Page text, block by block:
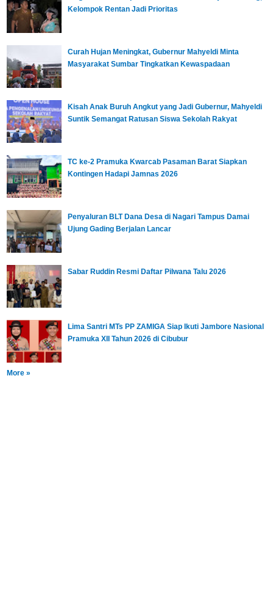
Kelompok Rentan Jadi Prioritas
Curah Hujan Meningkat, Gubernur Mahyeldi Minta
Masyarakat Sumbar Tingkatkan Kewaspadaan
Kisah Anak Buruh Angkut yang Jadi Gubernur, Mahyeldi
Suntik Semangat Ratusan Siswa Sekolah Rakyat
TC ke-2 Pramuka Kwarcab Pasaman Barat Siapkan
Kontingen Hadapi Jamnas 2026
Penyaluran BLT Dana Desa di Nagari Tampus Damai
Ujung Gading Berjalan Lancar
Sabar Ruddin Resmi Daftar Pilwana Talu 2026
Lima Santri MTs PP ZAMIGA Siap Ikuti Jambore Nasional
Pramuka XII Tahun 2026 di Cibubur
More »